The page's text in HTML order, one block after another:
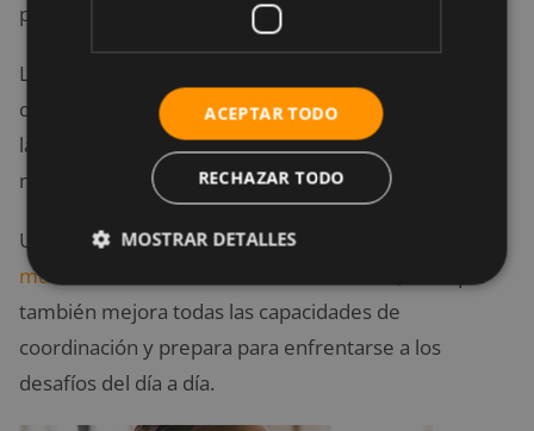
pequeños de forma aislada.
Los ejercicios básicos se caracterizan por el trabajo
de grupos musculares grandes y requieren siempre
la ejecución de secuencias complejas de
movimientos.
Un
entrenamiento funcional para ganar masa
muscular
no solo desarrolla los músculos, sino que
también mejora todas las capacidades de
coordinación y prepara para enfrentarse a los
desafíos del día a día.
ACEPTAR TODO
RECHAZAR TODO
MOSTRAR DETALLES